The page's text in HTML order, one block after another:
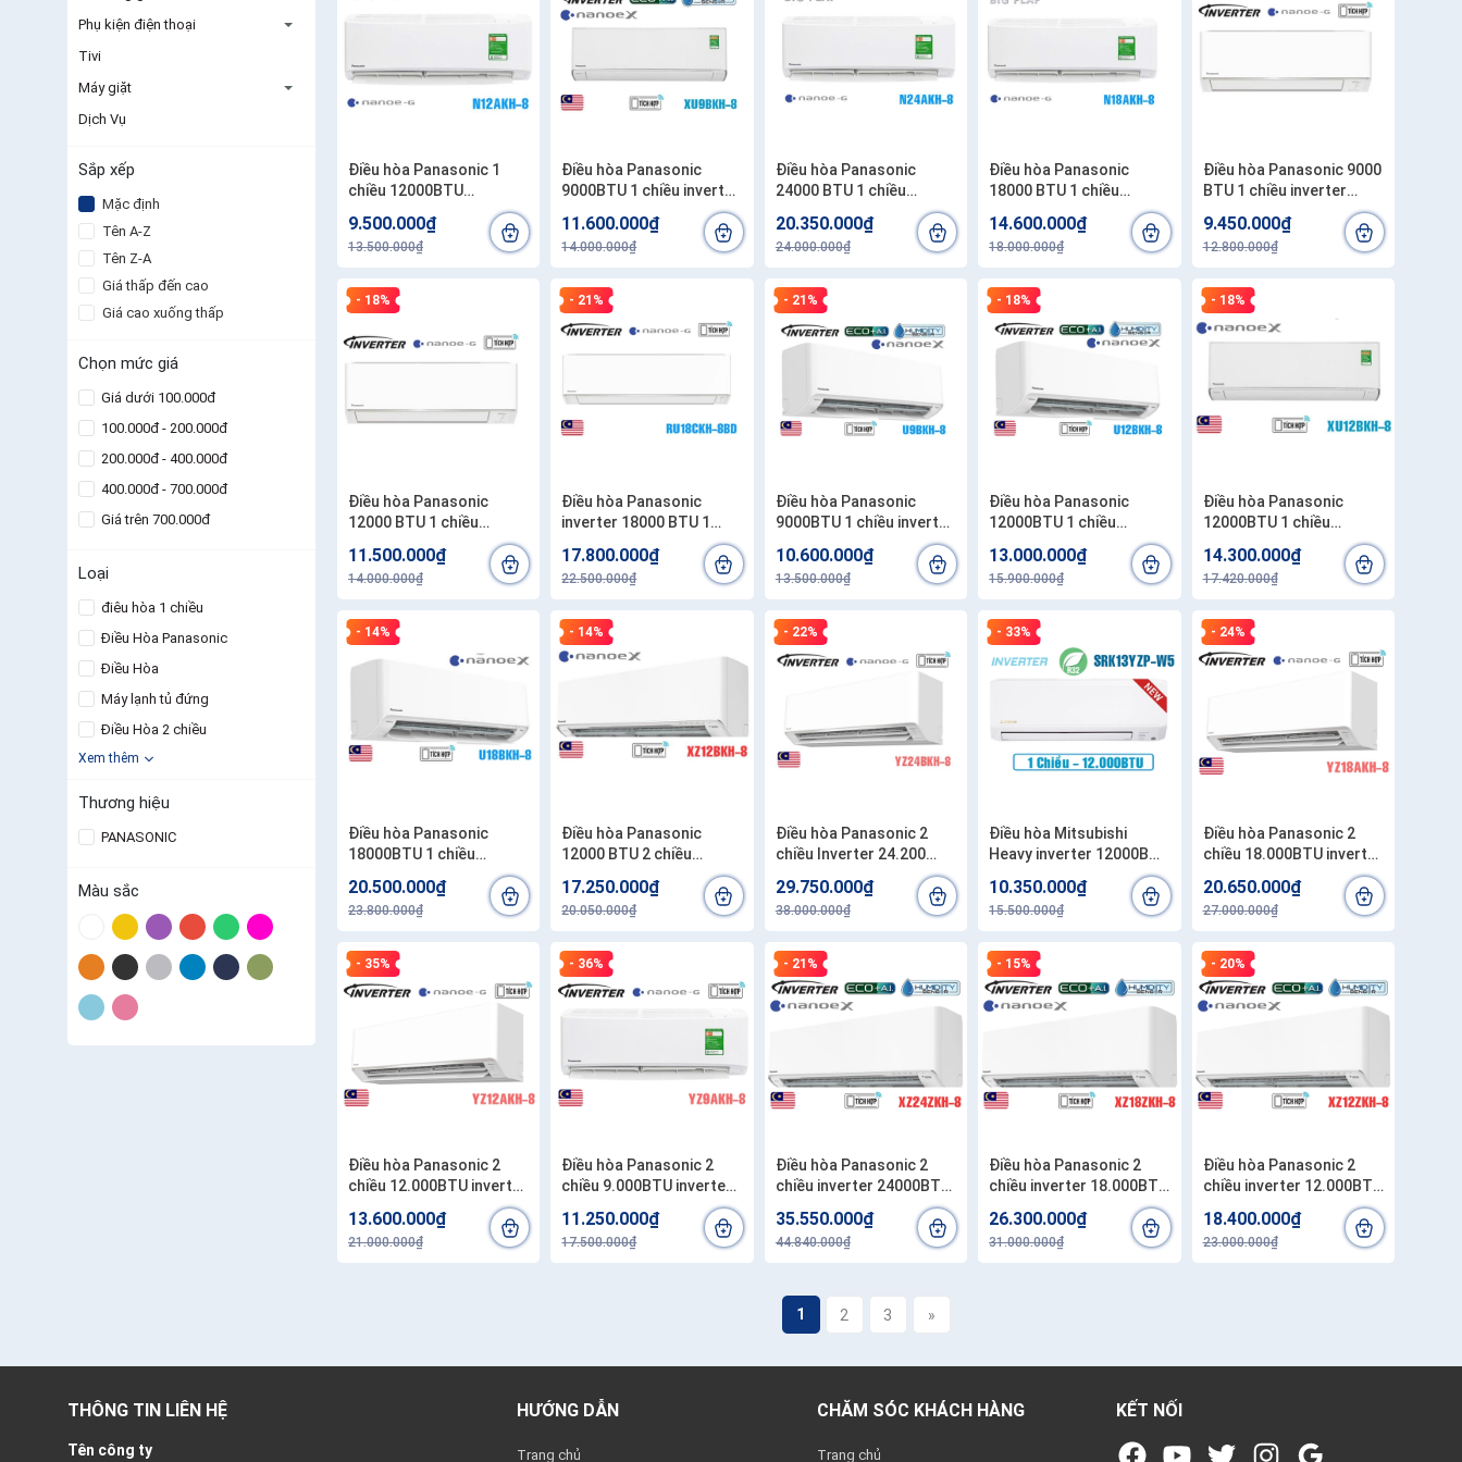
Phụ kiện điện thoại
Tivi
Máy giặt
Dịch Vụ
Sắp xếp
Mặc định
Tên A-Z
Tên Z-A
Giá thấp đến cao
Giá cao xuống thấp
Chọn mức giá
Giá dưới 100.000đ
100.000đ - 200.000đ
200.000đ - 400.000đ
400.000đ - 700.000đ
Giá trên 700.000đ
Loại
điêu hòa 1 chiều
Điều Hòa Panasonic
Điều Hòa
Máy lạnh tủ đứng
Điều Hòa 2 chiều
Xem thêm
Thương hiệu
PANASONIC
Màu sắc
Điều hòa Panasonic 1
chiều 12000BTU
9.500.000₫
13.500.000₫
Điều hòa Panasonic
9000BTU 1 chiều inverter
11.600.000₫
14.000.000₫
Điều hòa Panasonic
24000 BTU 1 chiều
20.350.000₫
24.000.000₫
Điều hòa Panasonic
18000 BTU 1 chiều
14.600.000₫
18.000.000₫
Điều hòa Panasonic 9000
BTU 1 chiều inverter
9.450.000₫
12.800.000₫
- 18%
Điều hòa Panasonic
12000 BTU 1 chiều
11.500.000₫
14.000.000₫
- 21%
Điều hòa Panasonic
inverter 18000 BTU 1
17.800.000₫
22.500.000₫
- 21%
Điều hòa Panasonic
9000BTU 1 chiều inverter
10.600.000₫
13.500.000₫
- 18%
Điều hòa Panasonic
12000BTU 1 chiều
13.000.000₫
15.900.000₫
- 18%
Điều hòa Panasonic
12000BTU 1 chiều
XU12BKH-8
14.300.000₫
17.420.000₫
- 14%
Điều hòa Panasonic
18000BTU 1 chiều
20.500.000₫
23.800.000₫
- 14%
Điều hòa Panasonic
12000 BTU 2 chiều
17.250.000₫
20.050.000₫
- 22%
Điều hòa Panasonic 2
chiều Inverter 24.200
BTU CU/CS-YZ24BKH-8
29.750.000₫
38.000.000₫
- 33%
Điều hòa Mitsubishi
Heavy inverter 12000BTU
1 chiều SRK/SRC13YZP-
W5
10.350.000₫
15.500.000₫
- 24%
Điều hòa Panasonic 2
chiều 18.000BTU inverter
20.650.000₫
27.000.000₫
- 35%
Điều hòa Panasonic 2
chiều 12.000BTU inverter
13.600.000₫
21.000.000₫
- 36%
Điều hòa Panasonic 2
chiều 9.000BTU inverter
11.250.000₫
17.500.000₫
- 21%
Điều hòa Panasonic 2
chiều inverter 24000BTU
35.550.000₫
44.840.000₫
- 15%
Điều hòa Panasonic 2
chiều inverter 18.000BTU
26.300.000₫
31.000.000₫
- 20%
Điều hòa Panasonic 2
chiều inverter 12.000BTU
18.400.000₫
23.000.000₫
1 2 3 »
THÔNG TIN LIÊN HỆ
Tên công ty
HƯỚNG DẪN
Trang chủ
CHĂM SÓC KHÁCH HÀNG
Trang chủ
KẾT NỐI